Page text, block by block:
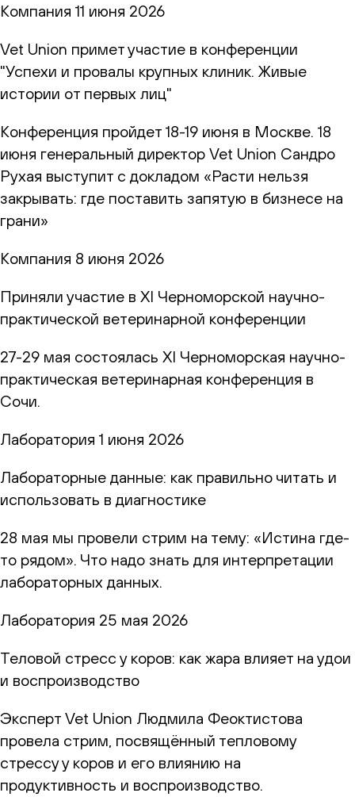
Компания 11 июня 2026
Vet Union примет участие в конференции
"Успехи и провалы крупных клиник. Живые
истории от первых лиц"
Конференция пройдет 18-19 июня в Москве. 18
июня генеральный директор Vet Union Сандро
Рухая выступит с докладом «Расти нельзя
закрывать: где поставить запятую в бизнесе на
грани»
Компания 8 июня 2026
Приняли участие в XI Черноморской научно-
практической ветеринарной конференции
27-29 мая состоялась XI Черноморская научно-
практическая ветеринарная конференция в
Сочи.
Лаборатория 1 июня 2026
Лабораторные данные: как правильно читать и
использовать в диагностике
28 мая мы провели стрим на тему: «Истина где-
то рядом». Что надо знать для интерпретации
лабораторных данных.
Лаборатория 25 мая 2026
Теловой стресс у коров: как жара влияет на удои
и воспроизводство
Эксперт Vet Union Людмила Феоктистова
провела стрим, посвящённый тепловому
стрессу у коров и его влиянию на
продуктивность и воспроизводство.